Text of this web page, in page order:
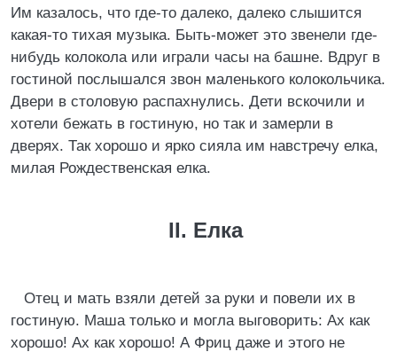
Им казалось, что где-то далеко, далеко слышится
какая-то тихая музыка. Быть-может это звенели где-
нибудь колокола или играли часы на башне. Вдруг в
гостиной послышался звон маленького колокольчика.
Двери в столовую распахнулись. Дети вскочили и
хотели бежать в гостиную, но так и замерли в
дверях. Так хорошо и ярко сияла им навстречу елка,
милая Рождественская елка.
II. Елка
Отец и мать взяли детей за руки и повели их в
гостиную. Маша только и могла выговорить: Ах как
хорошо! Ах как хорошо! А Фриц даже и этого не